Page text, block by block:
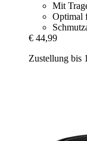
Mit
Optimal
€ 44,99
Zustellung bis